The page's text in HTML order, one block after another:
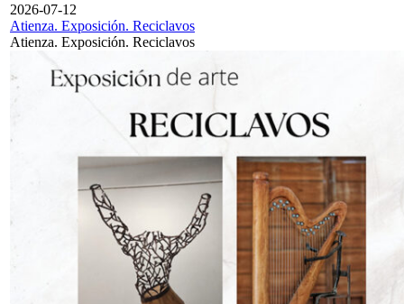
2026-07-12
Atienza. Exposición. Reciclavos
Atienza. Exposición. Reciclavos